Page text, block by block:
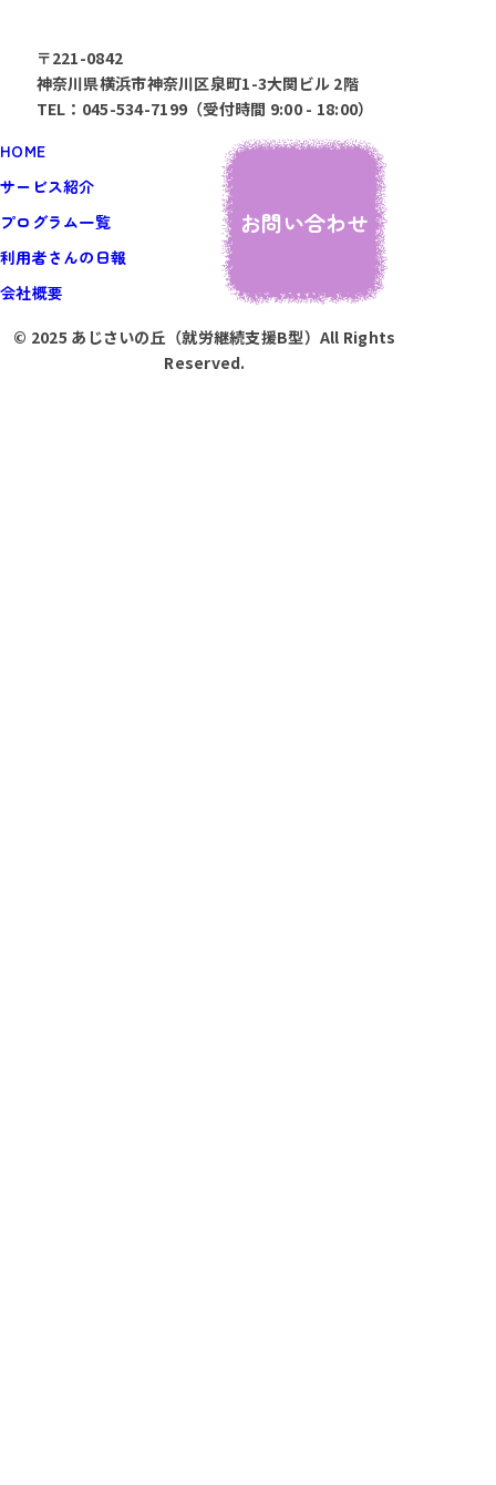
〒221-0842
神奈川県横浜市神奈川区泉町1-3大関ビル 2階
TEL：045-534-7199（受付時間 9:00 - 18:00）
HOME
サービス紹介
プログラム一覧
利用者さんの日報
会社概要
お問い合わせ
© 2025 あじさいの丘（就労継続支援B型）All Rights
Reserved.